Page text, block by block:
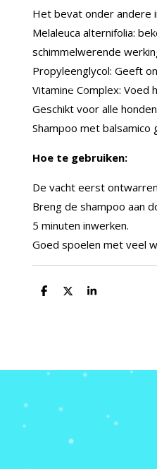
Het bevat onder andere
Melaleuca alternifolia:
schimmelwerende
Propyleenglycol: Geeft
Vitamine Complex: Voed
Geschikt voor alle
Shampoo met
Hoe te gebruiken:
De vacht eerst
Breng de shampoo aan
5 minuten inwerken.
Goed spoelen met veel
D
D
S